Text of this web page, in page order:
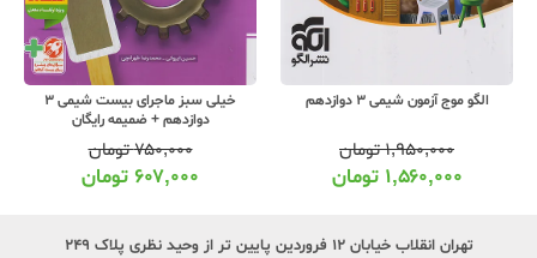
الگو موج آزمون شیمی 3 دوازدهم
۱,۹۵۰,۰۰۰تومان
۱,۵۶۰,۰۰۰ تومان
خیلی سبز ماجرای بیست شیمی 3
دوازدهم + ضمیمه رایگان
۷۵۰,۰۰۰تومان
۶۰۷,۰۰۰ تومان
تهران انقلاب خیابان ۱۲ فروردین پایین تر از وحید نظری پلاک ۲۴۹